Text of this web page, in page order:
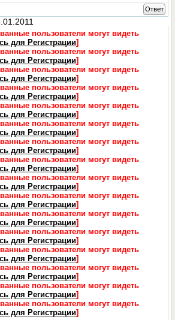
Ответ
пользователи могут видеть
для Регистрации]
пользователи могут видеть
для Регистрации]
пользователи могут видеть
для Регистрации]
пользователи могут видеть
для Регистрации]
пользователи могут видеть
для Регистрации]
пользователи могут видеть
для Регистрации]
пользователи могут видеть
для Регистрации]
пользователи могут видеть
для Регистрации]
пользователи могут видеть
для Регистрации]
пользователи могут видеть
для Регистрации]
пользователи могут видеть
для Регистрации]
пользователи могут видеть
для Регистрации]
пользователи могут видеть
для Регистрации]
пользователи могут видеть
для Регистрации]
пользователи могут видеть
для Регистрации]
пользователи могут видеть
для Регистрации]